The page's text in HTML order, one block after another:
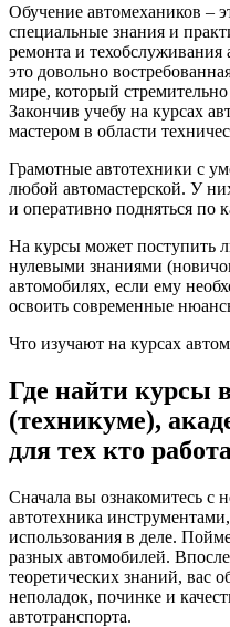
Обучение автомехаников –
специальные знания и
ремонта и техобслуживания
это довольно
мире, который
Закончив учебу на курсах
мастером в области
Грамотные автотехники с
любой автомастерской. У
и оперативно подняться по
На курсы может поступить
нулевыми знаниями
автомобилях, если ему
освоить современные
Что изучают на курсах
Где найти курсы
(техникуме),
для тех кто
Сначала вы ознакомитесь с
автотехника
использования в деле.
разных автомобилей.
теоретических знаний, вас
неполадок, починке и
автотранспорта.